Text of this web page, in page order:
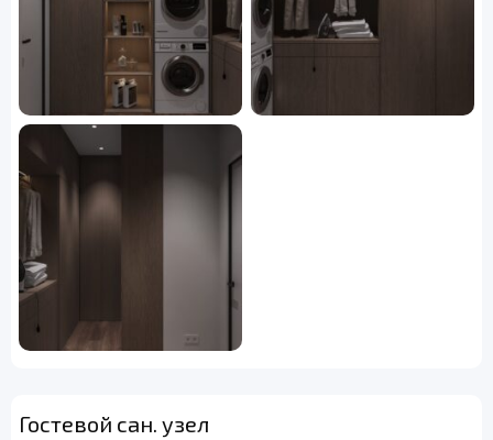
Гостевой сан. узел